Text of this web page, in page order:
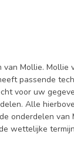
Mollie. Mollie
passende
voor uw
Alle
onderdelen van
wettelijke